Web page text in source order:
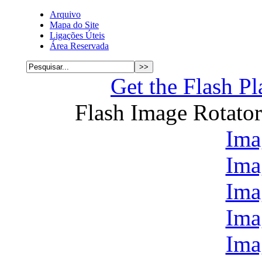
Arquivo
Mapa do Site
Ligações Úteis
Área Reservada
Get the Flash
Flash Image